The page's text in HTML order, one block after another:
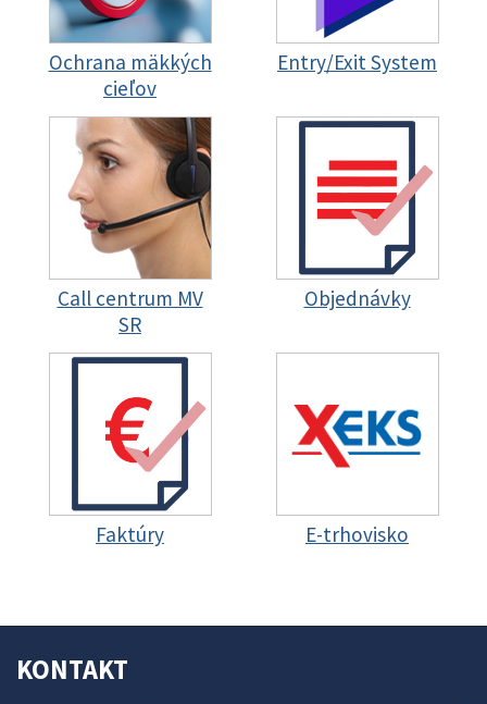
Ochrana mäkkých
cieľov
Entry/Exit System
Call centrum MV
SR
Objednávky
Faktúry E-trhovisko
KONTAKT